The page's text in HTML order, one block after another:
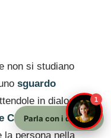
non si studiano
sguardo
in dialogo
Cinesee
la persona nella
1
Parla con i docenti